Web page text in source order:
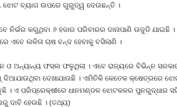
ଝୋଟ ବ୍ୟାଗ ଉପରେ ଗୁରୁତ୍ୱ ଦେଉଛନ୍ତି ।
କରୁଥିବା ୬ ହଜାର ପରିବାରର ଦାନାପାଣି ଉଜୁଡି ଯାଇଛି ।
ଲଳିତା ଚାଷ ବନ୍ଦ ହେବାକୁ ବସିଲାଣି ।
ଓ ଅନ୍ୟାନ୍ୟ ଫସଲ ଫଳୁଥିଲା । ଏବେ ରାଜ୍ୟରେ ବିଭିନ୍ନ
ଦେଖାଯାଉଛି । ଏମିତିକି କେତେକ କ୍ଷେତ୍ରରେ
ଏ ପରିପ୍ରେକ୍ଷୀରେ ଧାନମଣ୍ଡଳ ଝୋଟକଳର ପୁନରୁଦ୍ଧାର
ଦାବି ହେଉଛି । (ତଥ୍ୟ)